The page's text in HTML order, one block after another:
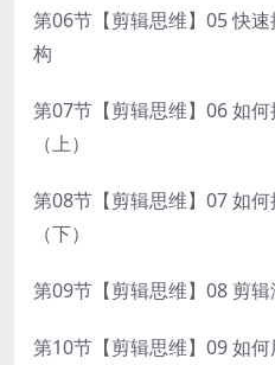
第06节【剪辑思维】05 快
构
第07节【剪辑思维】06 如
（上）
第08节【剪辑思维】07 如
（下）
第09节【剪辑思维】08 剪
第10节【剪辑思维】09 如